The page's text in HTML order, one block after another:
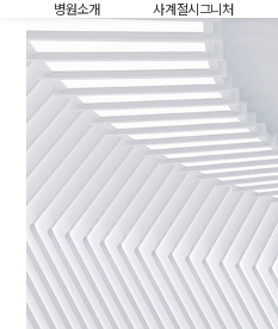
병원소개 사계절시그니처